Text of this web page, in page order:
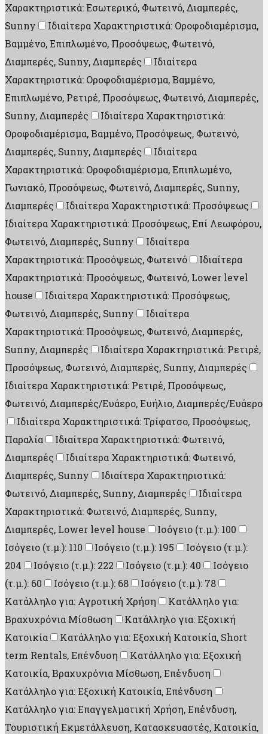
Χαρακτηριστικά: Εσωτερικό, Φωτεινό, Διαμπερές,
Sunny
Ιδιαίτερα Χαρακτηριστικά: Οροφοδιαμέρισμα,
Βαμμένο, Επιπλωμένο, Προσόψεως, Φωτεινό,
Διαμπερές, Sunny, Διαμπερές
Ιδιαίτερα
Χαρακτηριστικά: Οροφοδιαμέρισμα, Βαμμένο,
Επιπλωμένο, Ρετιρέ, Προσόψεως, Φωτεινό, Διαμπερές,
Sunny, Διαμπερές
Ιδιαίτερα Χαρακτηριστικά:
Οροφοδιαμέρισμα, Βαμμένο, Προσόψεως, Φωτεινό,
Διαμπερές, Sunny, Διαμπερές
Ιδιαίτερα
Χαρακτηριστικά: Οροφοδιαμέρισμα, Επιπλωμένο,
Γωνιακό, Προσόψεως, Φωτεινό, Διαμπερές, Sunny,
Διαμπερές
Ιδιαίτερα Χαρακτηριστικά: Προσόψεως
Ιδιαίτερα Χαρακτηριστικά: Προσόψεως, Επί Λεωφόρου,
Φωτεινό, Διαμπερές, Sunny
Ιδιαίτερα
Χαρακτηριστικά: Προσόψεως, Φωτεινό
Ιδιαίτερα
Χαρακτηριστικά: Προσόψεως, Φωτεινό, Lower level
house
Ιδιαίτερα Χαρακτηριστικά: Προσόψεως,
Φωτεινό, Διαμπερές, Sunny
Ιδιαίτερα
Χαρακτηριστικά: Προσόψεως, Φωτεινό, Διαμπερές,
Sunny, Διαμπερές
Ιδιαίτερα Χαρακτηριστικά: Ρετιρέ,
Προσόψεως, Φωτεινό, Διαμπερές, Sunny, Διαμπερές
Ιδιαίτερα Χαρακτηριστικά: Ρετιρέ, Προσόψεως,
Φωτεινό, Διαμπερές/Ευάερο, Ευήλιο, Διαμπερές/Ευάερο
Ιδιαίτερα Χαρακτηριστικά: Τρίφατσο, Προσόψεως,
Παραλία
Ιδιαίτερα Χαρακτηριστικά: Φωτεινό,
Διαμπερές
Ιδιαίτερα Χαρακτηριστικά: Φωτεινό,
Διαμπερές, Sunny
Ιδιαίτερα Χαρακτηριστικά:
Φωτεινό, Διαμπερές, Sunny, Διαμπερές
Ιδιαίτερα
Χαρακτηριστικά: Φωτεινό, Διαμπερές, Sunny,
Διαμπερές, Lower level house
Ισόγειο (τ.μ.): 100
Ισόγειο (τ.μ.): 110
Ισόγειο (τ.μ.): 195
Ισόγειο (τ.μ.):
204
Ισόγειο (τ.μ.): 222 Ισόγειο (τ.μ.): 40
Ισόγειο
(τ.μ.): 60
Ισόγειο (τ.μ.): 68
Ισόγειο (τ.μ.): 78
Κατάλληλο για: Αγροτική Χρήση
Κατάλληλο για:
Βραχυχρόνια Μίσθωση
Κατάλληλο για: Εξοχική
Κατοικία
Κατάλληλο για: Εξοχική Κατοικία, Short
term Rentals, Επένδυση
Κατάλληλο για: Εξοχική
Κατοικία, Βραχυχρόνια Μίσθωση, Επένδυση
Κατάλληλο για: Εξοχική Κατοικία, Επένδυση
Κατάλληλο για: Επαγγελματική Χρήση, Επένδυση,
Τουριστική Εκμετάλλευση, Κατασκευαστές, Κατοικία,